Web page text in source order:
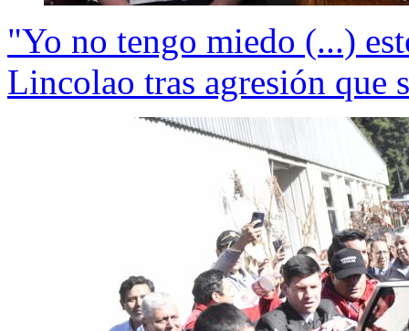
"Yo no tengo miedo (...)
Lincolao tras agresión que